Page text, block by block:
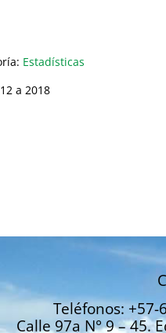
Estadísticas
a 2018
Teléfonos:
Calle 97a N° 9 – 45.